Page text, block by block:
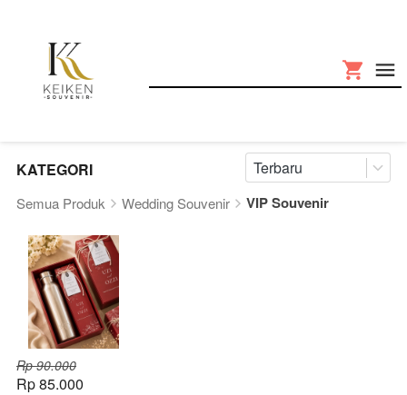
KATEGORI Terbaru
Semua Produk Wedding Souvenir VIP Souvenir
Rp 90.000
Rp 85.000